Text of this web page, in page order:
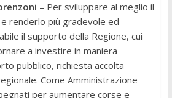
– Per sviluppare al meglio il
renderlo più gradevole ed
il supporto della Regione, cui
a investire in maniera
pubblico, richiesta accolta
Come Amministrazione
per aumentare corse e